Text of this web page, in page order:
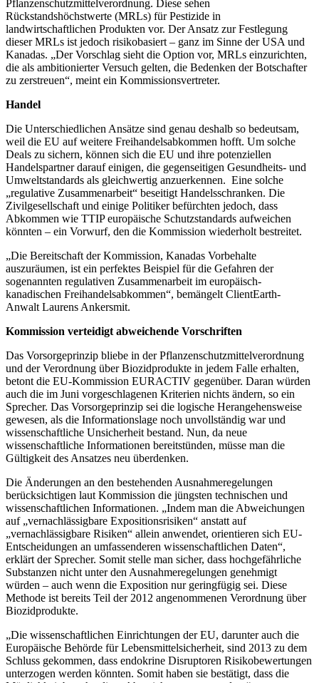
Pflanzenschutzmittelverordnung. Diese sehen
Rückstandshöchstwerte (MRLs) für Pestizide in
landwirtschaftlichen Produkten vor. Der Ansatz zur Festlegung
dieser MRLs ist jedoch risikobasiert – ganz im Sinne der USA und
Kanadas. „Der Vorschlag sieht die Option vor, MRLs einzurichten,
die als ambitionierter Versuch gelten, die Bedenken der Botschafter
zu zerstreuen“, meint ein Kommissionsvertreter.
Handel
Die Unterschiedlichen Ansätze sind genau deshalb so bedeutsam,
weil die EU auf weitere Freihandelsabkommen hofft. Um solche
Deals zu sichern, können sich die EU und ihre potenziellen
Handelspartner darauf einigen, die gegenseitigen Gesundheits- und
Umweltstandards als gleichwertig anzuerkennen. Eine solche
„regulative Zusammenarbeit“ beseitigt Handelsschranken. Die
Zivilgesellschaft und einige Politiker befürchten jedoch, dass
Abkommen wie TTIP europäische Schutzstandards aufweichen
könnten – ein Vorwurf, den die Kommission wiederholt bestreitet.
„Die Bereitschaft der Kommission, Kanadas Vorbehalte
auszuräumen, ist ein perfektes Beispiel für die Gefahren der
sogenannten regulativen Zusammenarbeit im europäisch-
kanadischen Freihandelsabkommen“, bemängelt ClientEarth-
Anwalt Laurens Ankersmit.
Kommission verteidigt abweichende Vorschriften
Das Vorsorgeprinzip bliebe in der Pflanzenschutzmittelverordnung
und der Verordnung über Biozidprodukte in jedem Falle erhalten,
betont die EU-Kommission EURACTIV gegenüber. Daran würden
auch die im Juni vorgeschlagenen Kriterien nichts ändern, so ein
Sprecher. Das Vorsorgeprinzip sei die logische Herangehensweise
gewesen, als die Informationslage noch unvollständig war und
wissenschaftliche Unsicherheit bestand. Nun, da neue
wissenschaftliche Informationen bereitstünden, müsse man die
Gültigkeit des Ansatzes neu überdenken.
Die Änderungen an den bestehenden Ausnahmeregelungen
berücksichtigen laut Kommission die jüngsten technischen und
wissenschaftlichen Informationen. „Indem man die Abweichungen
auf „vernachlässigbare Expositionsrisiken“ anstatt auf
„vernachlässigbare Risiken“ allein anwendet, orientieren sich EU-
Entscheidungen an umfassenderen wissenschaftlichen Daten“,
erklärt der Sprecher. Somit stelle man sicher, dass hochgefährliche
Substanzen nicht unter den Ausnahmeregelungen genehmigt
würden – auch wenn die Exposition nur geringfügig sei. Diese
Methode ist bereits Teil der 2012 angenommenen Verordnung über
Biozidprodukte.
„Die wissenschaftlichen Einrichtungen der EU, darunter auch die
Europäische Behörde für Lebensmittelsicherheit, sind 2013 zu dem
Schluss gekommen, dass endokrine Disruptoren Risikobewertungen
unterzogen werden könnten. Somit haben sie bestätigt, dass die